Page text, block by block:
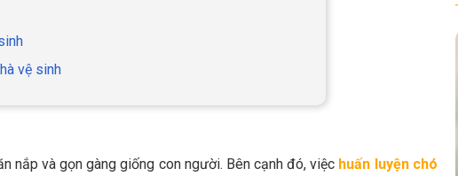
vệ sinh
nắp và gọn gàng giống con người. Bên cạnh đó, việc huấn luyện chó